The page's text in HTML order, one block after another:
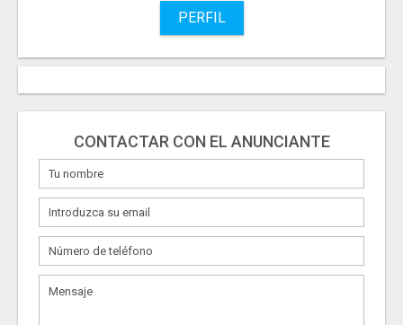
PERFIL
CONTACTAR CON EL ANUNCIANTE